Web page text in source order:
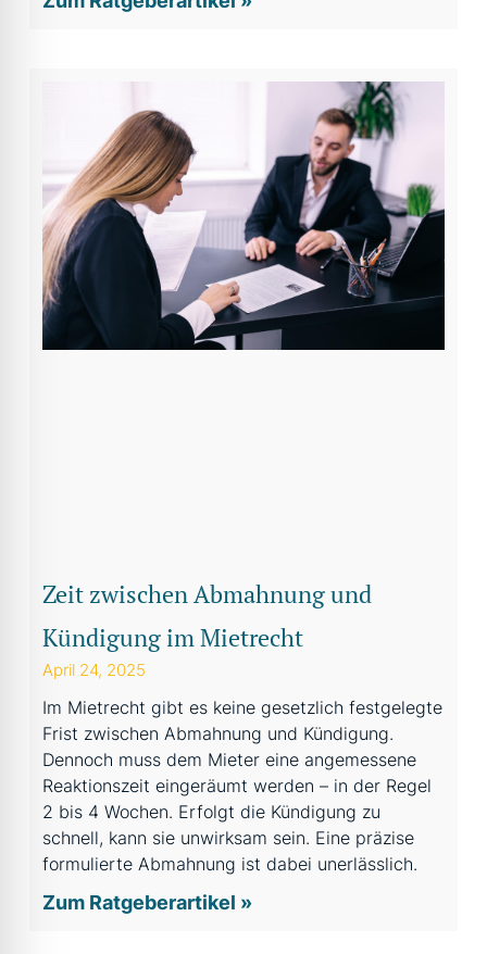
Zeit zwischen Abmahnung und
Kündigung im Mietrecht
April 24, 2025
Im Mietrecht gibt es keine gesetzlich festgelegte
Frist zwischen Abmahnung und Kündigung.
Dennoch muss dem Mieter eine angemessene
Reaktionszeit eingeräumt werden – in der Regel
2 bis 4 Wochen. Erfolgt die Kündigung zu
schnell, kann sie unwirksam sein. Eine präzise
formulierte Abmahnung ist dabei unerlässlich.
Zum Ratgeberartikel »